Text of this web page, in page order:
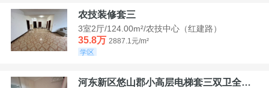
农技装修套三
3室2厅/124.00m²/农技中心（红建路）
35.8万 2887.1元/m²
学区
河东新区悠山郡小高层电梯套三双卫全装带家具家电